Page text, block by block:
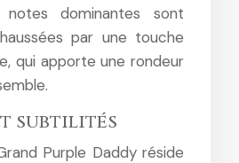
notes dominantes sont
par une touche
qui apporte une rondeur
subtilités
Purple Daddy réside